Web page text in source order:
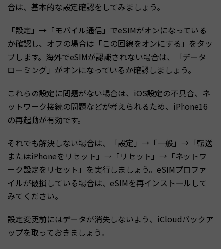
合は、基本的な設定確認をしてみましょう。
「設定」→「モバイル通信」でeSIMがオンになっている
か確認し、オフの場合は「この回線をオンにする」をタッ
プします。海外でeSIMが認識されない場合は、「データ
ローミング」がオンになっているか確認しましょう。
これらの設定に問題がない場合は、iOS設定の不具合、ネ
ットワーク接続の問題などが考えられるため、iPhone16
の再起動が有効です。
それでも解決しない場合は、「設定」→「一般」→「転送
またはiPhoneをリセット」→「リセット」→「ネットワ
ーク設定をリセット」を実行しましょう。eSIMプロファ
イルが破損している場合は、eSIMを再インストールして
みてください。
設定変更前にはデータが消失しないよう、iCloudバックア
ップを取っておきましょう。